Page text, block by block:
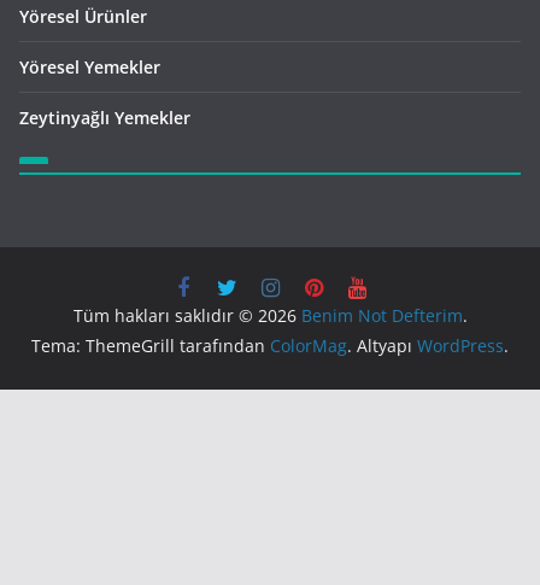
Yöresel Ürünler
Yöresel Yemekler
Zeytinyağlı Yemekler
Tüm hakları saklıdır © 2026 Benim Not Defterim.
Tema: ThemeGrill tarafından ColorMag. Altyapı WordPress.